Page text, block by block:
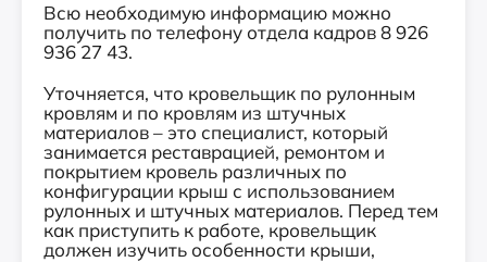
Всю необходимую информацию можно
получить по телефону отдела кадров 8 926
936 27 43.
Уточняется, что кровельщик по рулонным
кровлям и по кровлям из штучных
материалов – это специалист, который
занимается реставрацией, ремонтом и
покрытием кровель различных по
конфигурации крыш с использованием
рулонных и штучных материалов. Перед тем
как приступить к работе, кровельщик
должен изучить особенности крыши,